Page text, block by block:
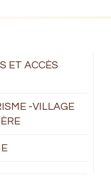
ET ACCÈS
-VILLAGE